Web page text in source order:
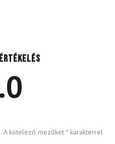
A kötelező mezőket *karakterrel